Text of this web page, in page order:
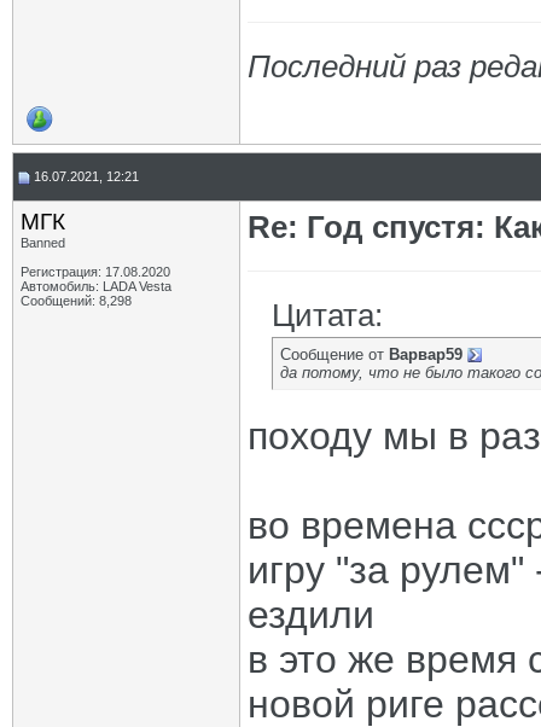
Последний раз
16.07.2021, 12:21
МГК
Banned
Регистрация: 17.08.2020
Автомобиль: LADA Vesta
Сообщений: 8,298
Re: Год спустя:
Цитата:
Сообщение от Варвар59
да потому, что не было такого
походу мы в
во времена
игру "за
ездили
в это же время
новой риге